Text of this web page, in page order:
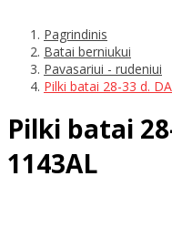
Pagrindinis
Batai berniukui
Pavasariui - rudeniui
Pilki batai 28-33 d.
Pilki batai
1143AL